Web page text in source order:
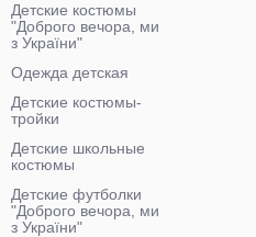
Детские костюмы
"Доброго вечора, ми
з України"
Одежда детская
Детские костюмы-
тройки
Детские школьные
костюмы
Детские футболки
"Доброго вечора, ми
з України"